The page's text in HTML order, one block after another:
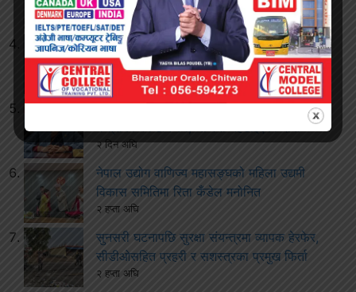
१ दिन अघि
बारामा करेन्ट लागेर एक जनाको मृत्यु
१ दिन अघि
ढल्केबर ट्रमा सेन्टरबारे विवाद बढेपछि स्वास्थ्य
२ दिन अघि
नेपाल उद्योग वाणिज्य महासङ्घको महिला उद्यमी
विकास समितिमा रिता कँडेल मनोनित
२ हप्ता अघि
सुनसरी घटनापछि सुरक्षा संयन्त्रमा व्यापक हेरफेर,
सीडीओसहित प्रहरी र सशस्त्रका प्रमुख फिर्ता
२ हप्ता अघि